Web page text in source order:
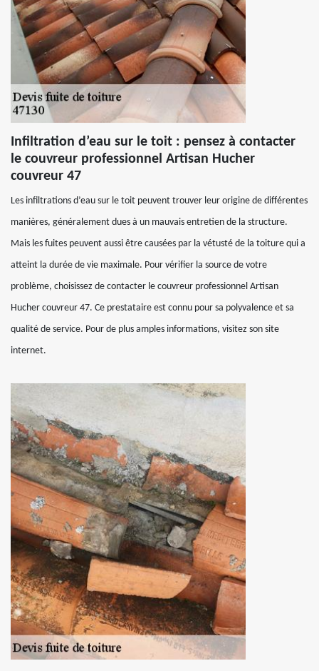
Infiltration d’eau sur le toit : pensez à contacter
le couvreur professionnel Artisan Hucher
couvreur 47
Les infiltrations d’eau sur le toit peuvent trouver leur origine de différentes
manières, généralement dues à un mauvais entretien de la structure.
Mais les fuites peuvent aussi être causées par la vétusté de la toiture qui a
atteint la durée de vie maximale. Pour vérifier la source de votre
problème, choisissez de contacter le couvreur professionnel Artisan
Hucher couvreur 47. Ce prestataire est connu pour sa polyvalence et sa
qualité de service. Pour de plus amples informations, visitez son site
internet.